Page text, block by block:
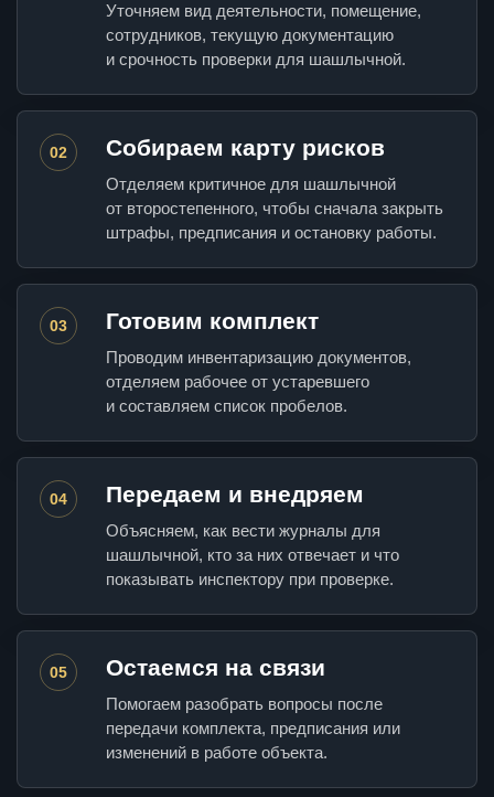
Уточняем вид деятельности, помещение,
сотрудников, текущую документацию
и срочность проверки для шашлычной.
02 Собираем карту рисков
Отделяем критичное для шашлычной
от второстепенного, чтобы сначала закрыть
штрафы, предписания и остановку работы.
03 Готовим комплект
Проводим инвентаризацию документов,
отделяем рабочее от устаревшего
и составляем список пробелов.
04 Передаем и внедряем
Объясняем, как вести журналы для
шашлычной, кто за них отвечает и что
показывать инспектору при проверке.
05 Остаемся на связи
Помогаем разобрать вопросы после
передачи комплекта, предписания или
изменений в работе объекта.